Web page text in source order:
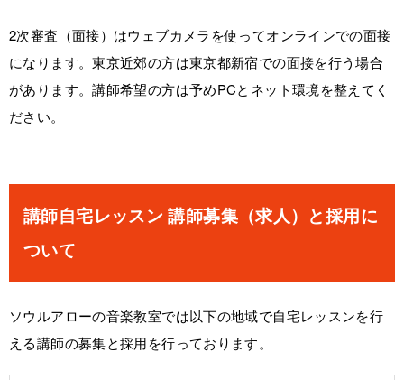
2次審査（面接）はウェブカメラを使ってオンラインでの面接
になります。東京近郊の方は東京都新宿での面接を行う場合
があります。講師希望の方は予めPCとネット環境を整えてく
ださい。
講師自宅レッスン 講師募集（求人）と採用に
ついて
ソウルアローの音楽教室では以下の地域で自宅レッスンを行
える講師の募集と採用を行っております。